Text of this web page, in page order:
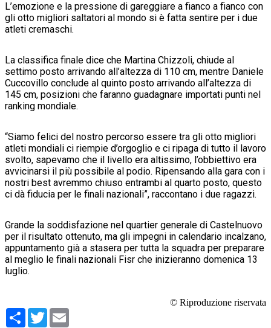
L’emozione e la pressione di gareggiare a fianco a fianco con
gli otto migliori saltatori al mondo si è fatta sentire per i due
atleti cremaschi.
La classifica finale dice che Martina Chizzoli, chiude al
settimo posto arrivando all’altezza di 110 cm, mentre Daniele
Cuccovillo conclude al quinto posto arrivando all’altezza di
145 cm, posizioni che faranno guadagnare importati punti nel
ranking mondiale.
“Siamo felici del nostro percorso essere tra gli otto migliori
atleti mondiali ci riempie d’orgoglio e ci ripaga di tutto il lavoro
svolto, sapevamo che il livello era altissimo, l’obbiettivo era
avvicinarsi il più possibile al podio. Ripensando alla gara con i
nostri best avremmo chiuso entrambi al quarto posto, questo
ci dà fiducia per le finali nazionali”, raccontano i due ragazzi.
Grande la soddisfazione nel quartier generale di Castelnuovo
per il risultato ottenuto, ma gli impegni in calendario incalzano,
appuntamento già a stasera per tutta la squadra per preparare
al meglio le finali nazionali Fisr che inizieranno domenica 13
luglio.
© Riproduzione riservata
Condividi
Twitter